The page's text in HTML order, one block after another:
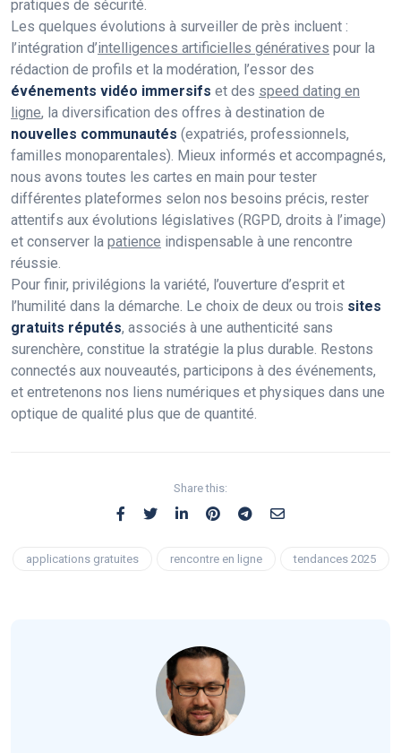
pratiques de sécurité.
Les quelques évolutions à surveiller de près incluent :
l’intégration d’intelligences artificielles génératives pour la
rédaction de profils et la modération, l’essor des
événements vidéo immersifs et des speed dating en
ligne, la diversification des offres à destination de
nouvelles communautés (expatriés, professionnels,
familles monoparentales). Mieux informés et accompagnés,
nous avons toutes les cartes en main pour tester
différentes plateformes selon nos besoins précis, rester
attentifs aux évolutions législatives (RGPD, droits à l’image)
et conserver la patience indispensable à une rencontre
réussie.
Pour finir, privilégions la variété, l’ouverture d’esprit et
l’humilité dans la démarche. Le choix de deux ou trois sites
gratuits réputés, associés à une authenticité sans
surenchère, constitue la stratégie la plus durable. Restons
connectés aux nouveautés, participons à des événements,
et entretenons nos liens numériques et physiques dans une
optique de qualité plus que de quantité.
Share this:
applications gratuites rencontre en ligne tendances 2025